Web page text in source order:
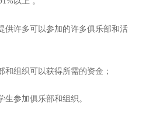
供许多可以参加的许多俱乐部和活
和组织可以获得所需的资金；
生参加俱乐部和组织。